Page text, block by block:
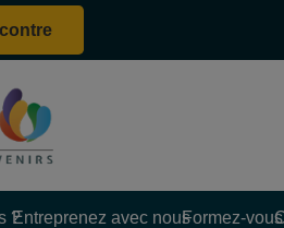
?
Entreprenez avec nousFormez-vous